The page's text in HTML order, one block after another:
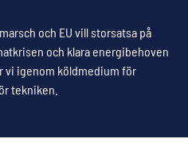
och EU vill storsatsa på
och klara energibehoven
vi igenom köldmedium för
tekniken.